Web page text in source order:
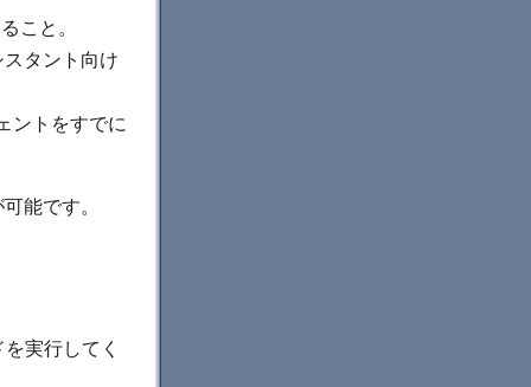
こと。
タント向け
ントをすでに
能です。
実行してく